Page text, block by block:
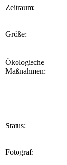
Zeitraum:
Größe:
Ökologische
Maßnahmen:
Status:
Fotograf: